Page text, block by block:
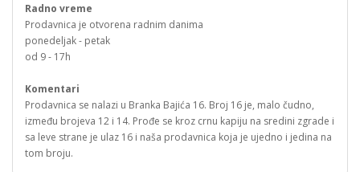
Radno vreme
Prodavnica je otvorena radnim danima
ponedeljak - petak
od 9 - 17h
Komentari
Prodavnica se nalazi u Branka Bajića 16. Broj 16 je, malo čudno,
između brojeva 12 i 14. Prođe se kroz crnu kapiju na sredini zgrade i
sa leve strane je ulaz 16 i naša prodavnica koja je ujedno i jedina na
tom broju.